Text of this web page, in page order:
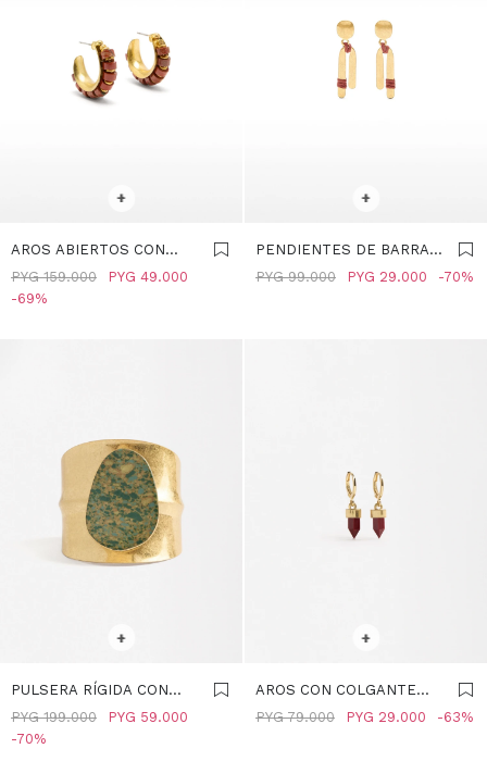
+
AROS ABIERTOS CON
PIEDRAS - BURDEOS
PYG 49.000
PYG 159.000
69
+
PENDIENTES DE BARRA
ÉTNICOS - BURDEOS
PYG 29.000
PYG 99.000 70
+
PULSERA RÍGIDA CON
PIEDRA - BURDEOS
PYG 59.000
PYG 199.000
70
+
AROS CON COLGANTE
EFECTO PIEDRA -
PYG 29.000
PYG 79.000 63